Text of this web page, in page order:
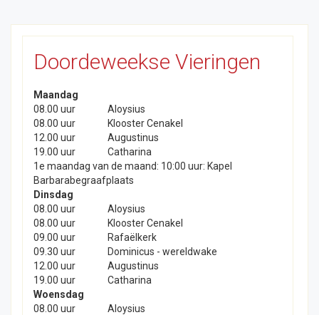
Doordeweekse Vieringen
Maandag
08.00 uur
Aloysius
08.00 uur
Klooster Cenakel
12.00 uur
Augustinus
19.00 uur
Catharina
1e maandag van de maand: 10:00 uur: Kapel
Barbarabegraafplaats
Dinsdag
08.00 uur
Aloysius
08.00 uur
Klooster Cenakel
09.00 uur
Rafaëlkerk
09.30 uur
Dominicus - wereldwake
12.00 uur
Augustinus
19.00 uur
Catharina
Woensdag
08.00 uur
Aloysius